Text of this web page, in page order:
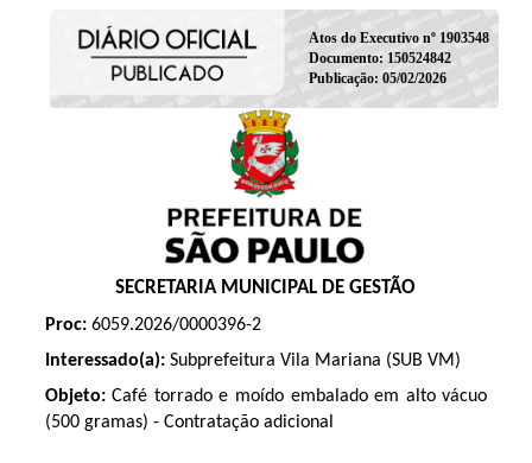
Atos do Executivo nº 1903548
Documento: 150524842
Publicação: 05/02/2026
SECRETARIA MUNICIPAL DE GESTÃO
Proc: 6059.2026/0000396-2
Interessado(a): Subprefeitura Vila Mariana (SUB VM)
Objeto:Café torrado e moído embalado em alto vácuo
(500 gramas) - Contratação adicional